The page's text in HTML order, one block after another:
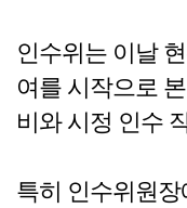
인수위는 이날
여를 시작으로
비와 시정 인수
특히 인수위원